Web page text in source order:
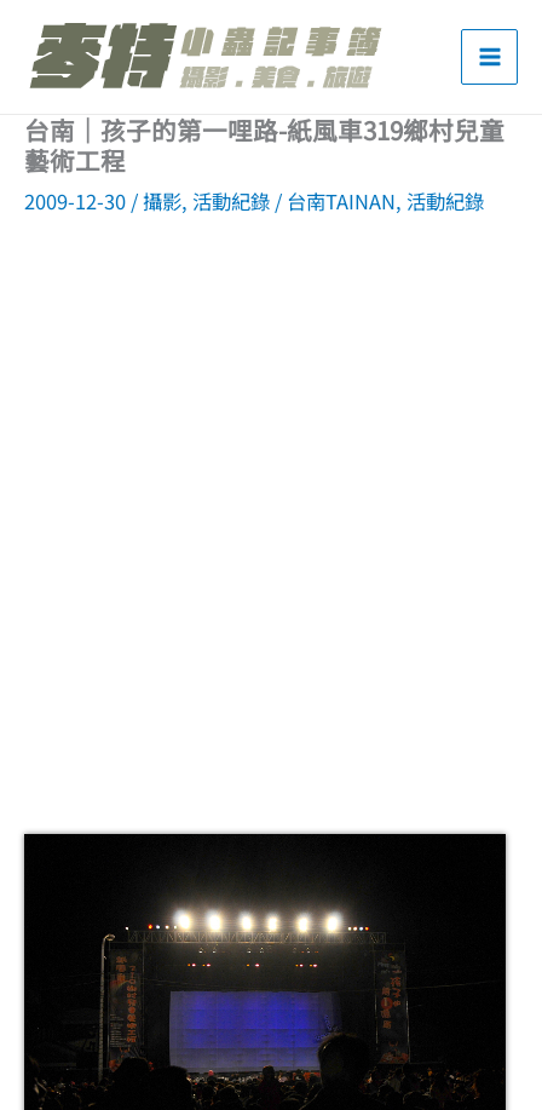
台南｜孩子的第一哩路-紙風車319鄉村兒童
藝術工程
2009-12-30 /攝影, 活動紀錄 / 台南TAINAN, 活動紀錄